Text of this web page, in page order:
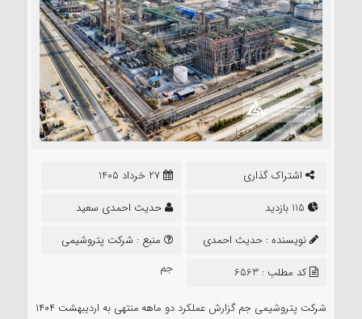
اشتراک گذاری
27 خرداد 1405
حدیث احمدی سعید
نویسنده : حدیث احمدی
سعید
منبع : شرکت پتروشیمی
جم
کد مطلب : 6563
شرکت پتروشیمی جم گزارش عملکرد دو ماهه منتهی به اردیبهشت ۱۴۰۴